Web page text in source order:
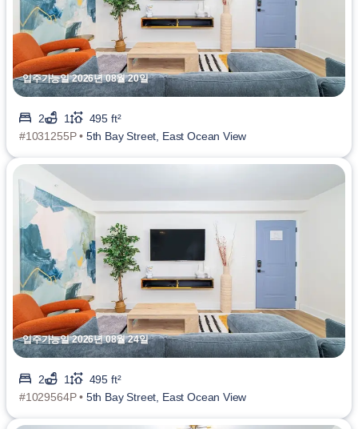
입주가능일 2026년 08월 20일
2 1
495 ft²
#1031255P • 5th Bay Street, East Ocean View
입주가능일 2026년 08월 24일
2 1
495 ft²
#1029564P • 5th Bay Street, East Ocean View